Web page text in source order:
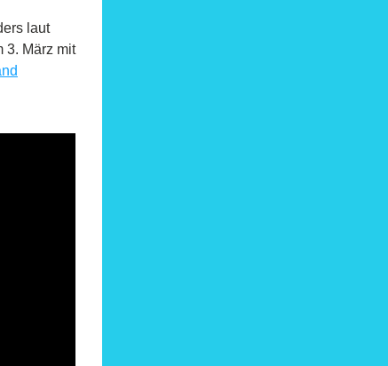
laut
3. März mit